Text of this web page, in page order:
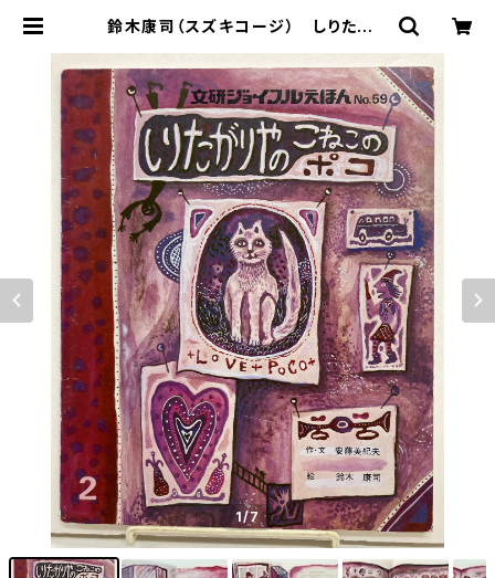
鈴木康司（スズキコージ） しりたがり
研出版 | トムズボックス
1/7